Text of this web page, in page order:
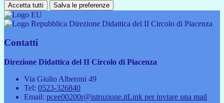
Accetta tutti Salva le preferenze
Direzione Didattica del II Circolo di Piacenza
Contatti
Direzione Didattica del II Circolo di Piacenza
Via Giulio Alberoni 49
Tel: 0523-326840
Email: pcee00200r@istruzione.itLink per inviare una mail